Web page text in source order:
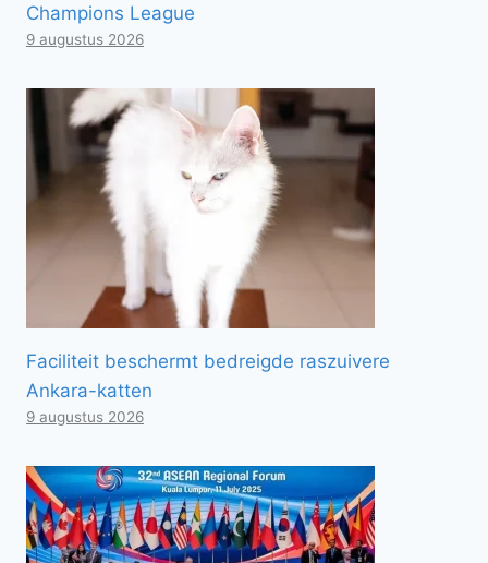
Champions League
9 augustus 2026
Faciliteit beschermt bedreigde raszuivere
Ankara-katten
9 augustus 2026